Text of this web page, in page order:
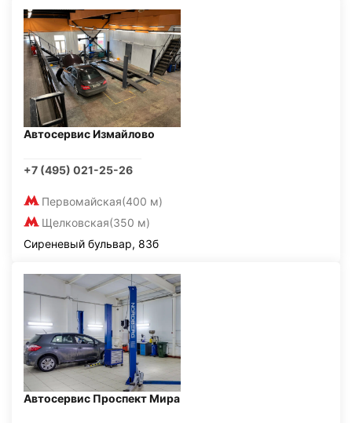
Автосервис Измайлово
+7 (495) 021-25-26
Первомайская(400 м)
Щелковская(350 м)
Сиреневый бульвар, 83б
Автосервис Проспект Мира